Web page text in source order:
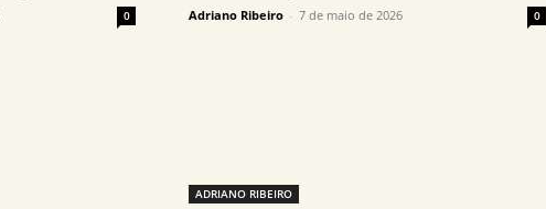
0 Adriano Ribeiro - 7 de maio de 2026 0
ADRIANO RIBEIRO